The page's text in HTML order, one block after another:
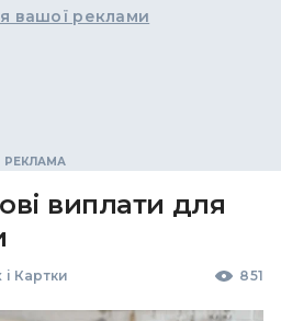
вашої реклами
виплати для
і Картки 851